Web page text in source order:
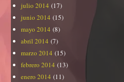
julio 2014 (17)
junio 2014 (15)
mayo 2014 (8)
abril 2014 (7)
marzo 2014 (15)
febrero 2014 (13)
enero 2014 (11)